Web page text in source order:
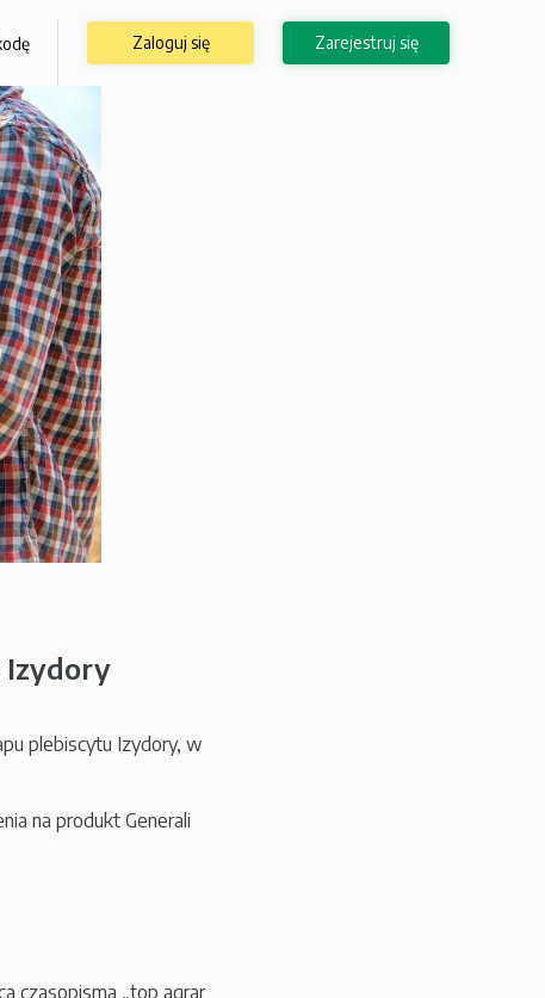
Zaloguj się Zarejestruj się
Izydory
plebiscytu Izydory, w
na produkt Generali
czasopisma „top agrar